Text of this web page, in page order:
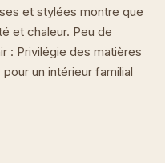
et stylées montre que
et chaleur. Peu de
: Privilégie des matières
un intérieur familial